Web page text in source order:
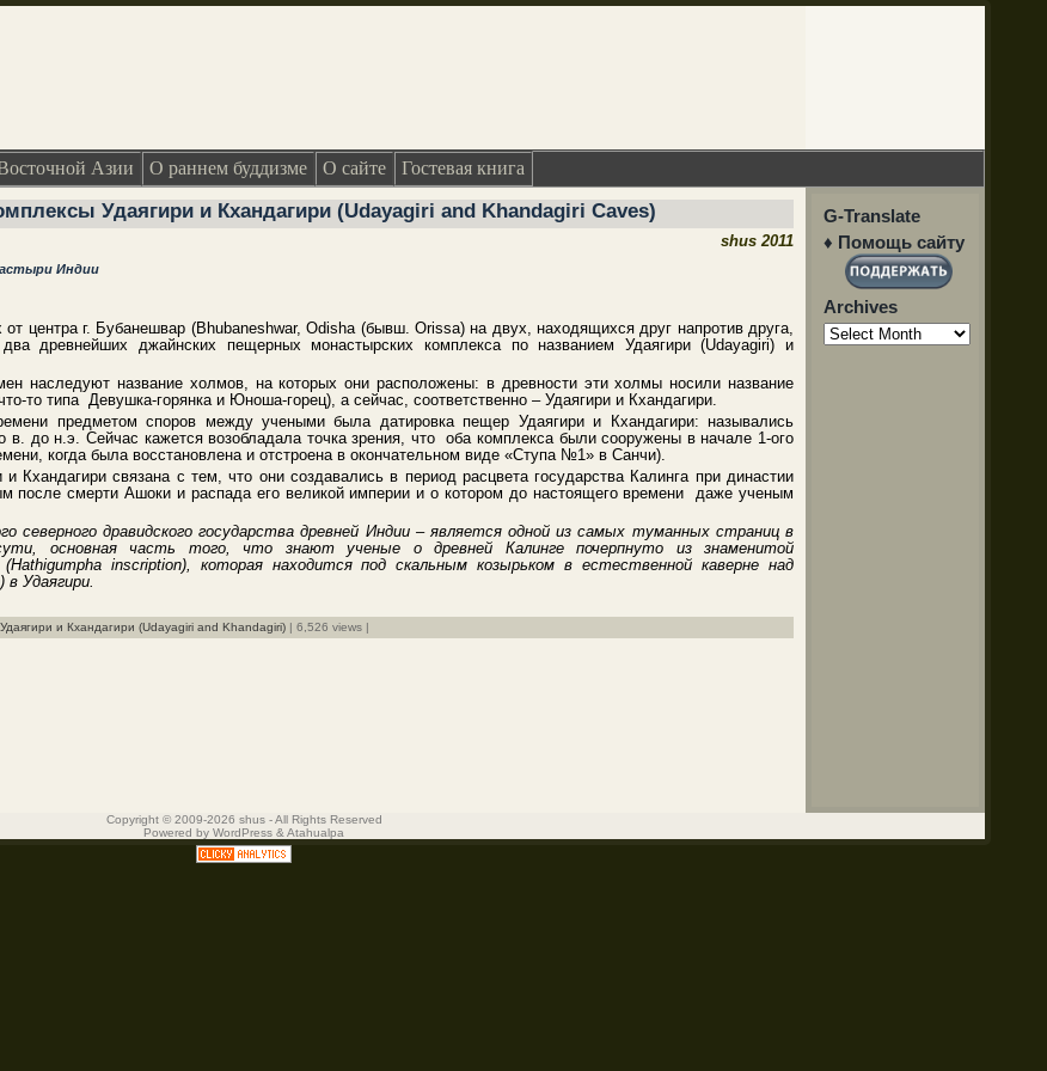
Азии О раннем буддизме О сайте Гостевая книга
Удаягири и Кхандагири (Udayagiri and Khandagiri Caves)
shus 2011
Индии
центра г. Бубанешвар (Bhubaneshwar, Odisha (бывш. Orissa) на двух, находящихся друг напротив друга,
древнейших джайнских пещерных монастырских комплекса по названием Удаягири (Udayagiri) и
наследуют название холмов, на которых они расположены: в древности эти холмы носили название
то типа Девушка-горянка и Юноша-горец), а сейчас, соответственно – Удаягири и Кхандагири.
предметом споров между учеными была датировка пещер Удаягири и Кхандагири: назывались
в. до н.э. Сейчас кажется возобладала точка зрения, что оба комплекса были сооружены в начале 1-ого
когда была восстановлена и отстроена в окончательном виде «Ступа №1» в Санчи).
и Кхандагири связана с тем, что они создавались в период расцвета государства Калинга при династии
после смерти Ашоки и распада его великой империи и о котором до настоящего времени даже ученым
северного дравидского государства древней Индии – является одной из самых туманных страниц в
основная часть того, что знают ученые о древней Калинге почерпнуто из знаменитой
(Hathigumpha inscription), которая находится под скальным козырьком в естественной каверне над
в Удаягири.
Удаягири и Кхандагири (Udayagiri and Khandagiri) | 6,526 views |
G-Translate
♦ Помощь сайту
Archives
Archives
Copyright © 2009-2026 shus - All Rights Reserved
Powered by WordPress & Atahualpa